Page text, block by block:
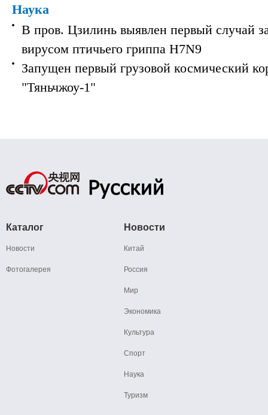
Наука
В пров. Цзилинь выявлен первый случай
вирусом птичьего гриппа H7N9
Запущен первый грузовой космический
"Тяньчжоу-1"
Каталог
Новости
Фотогалерея
Новости
Китай
Россия
Мир
Экономика
Культура
Спорт
Наука
Туризм